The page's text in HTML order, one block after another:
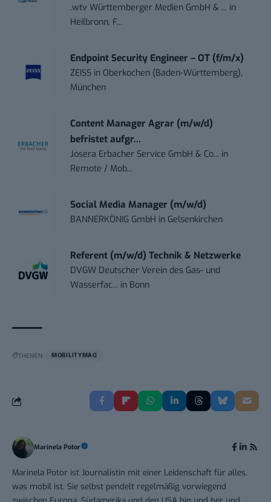
.wtv Württemberger Medien GmbH & ... in
Heilbronn, F...
Endpoint Security Engineer – OT (f/m/x)
ZEISS in Oberkochen (Baden-Württemberg),
München
Content Manager Agrar (m/w/d)
befristet aufgr...
Josera Erbacher Service GmbH & Co... in
Remote / Mob...
Social Media Manager (m/w/d)
BANNERKÖNIG GmbH in Gelsenkirchen
Referent (m/w/d) Technik & Netzwerke
DVGW Deutscher Verein des Gas- und
Wasserfac... in Bonn
THEMEN: MOBILITYMAG
Marinela Potor
Marinela Potor ist Journalistin mit einer Leidenschaft für alles,
was mobil ist. Sie selbst pendelt regelmäßig vorwiegend